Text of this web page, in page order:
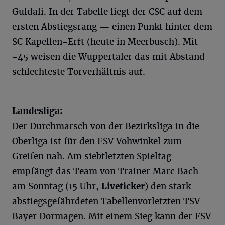
Guldali. In der Tabelle liegt der CSC auf dem
ersten Abstiegsrang — einen Punkt hinter dem
SC Kapellen-Erft (heute in Meerbusch). Mit
-45 weisen die Wuppertaler das mit Abstand
schlechteste Torverhältnis auf.
Landesliga:
Der Durchmarsch von der Bezirksliga in die
Oberliga ist für den FSV Vohwinkel zum
Greifen nah. Am siebtletzten Spieltag
empfängt das Team von Trainer Marc Bach
am Sonntag (15 Uhr, Liveticker) den stark
abstiegsgefährdeten Tabellenvorletzten TSV
Bayer Dormagen. Mit einem Sieg kann der FSV